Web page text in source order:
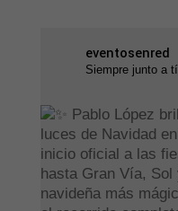
eventosenred
Siempre junto a tí